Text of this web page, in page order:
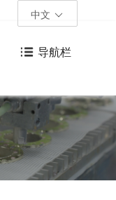
中文
导航栏